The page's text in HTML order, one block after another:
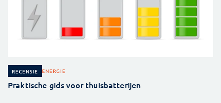
RECENSIE ENERGIE
Praktische gids voor thuisbatterijen